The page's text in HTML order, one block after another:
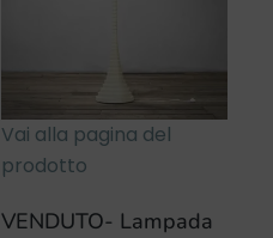
Vai alla pagina del
prodotto
VENDUTO- Lampada